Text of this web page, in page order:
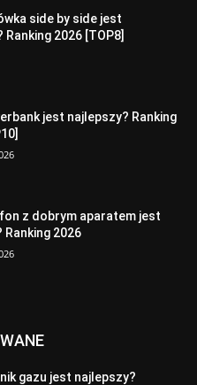
side by side jest
Ranking 2026 [TOP8]
jest najlepszy? Ranking
z dobrym aparatem jest
Ranking 2026
gazu jest najlepszy?